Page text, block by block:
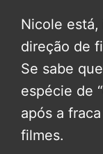
Nicole
direção de
Se sabe
espécie de
após a
filmes.